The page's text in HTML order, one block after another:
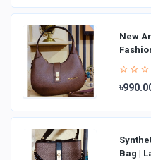
New
Bag |